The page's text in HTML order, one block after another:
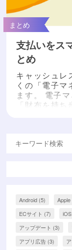
まとめ
支払いをス
とめ
キャッシュレ
くの「電子マ
ます。 電子
「財布を持
ネーアプリを
Android (5) Apple
ECサイト (7) iOS
アップデート (3)
アプリ広告 (3)